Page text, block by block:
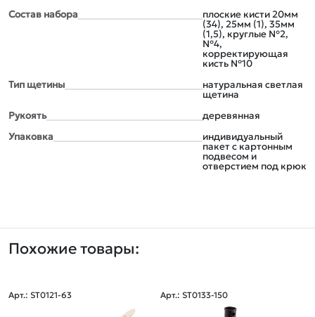
Состав набора
плоские кисти 20мм
(34), 25мм (1), 35мм
(1,5), круглые №2,
№4,
корректирующая
кисть №10
Тип щетины
натуральная светлая
щетина
Рукоять
деревянная
Упаковка
индивидуальный
пакет с картонным
подвесом и
отверстием под крюк
Похожие товары:
Арт.: ST0121-63 Арт.: ST0133-150